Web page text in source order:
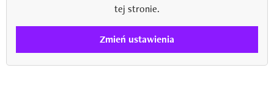
tej stronie.
Zmień ustawienia